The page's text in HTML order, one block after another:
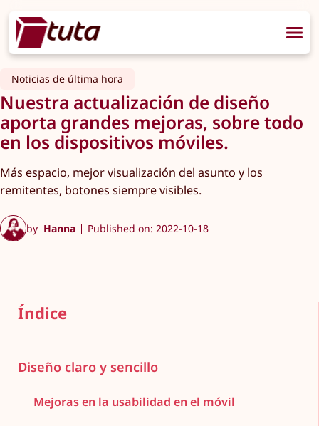
Noticias de última hora
Nuestra actualización de diseño
aporta grandes mejoras, sobre todo
en los dispositivos móviles.
Más espacio, mejor visualización del asunto y los
remitentes, botones siempre visibles.
by Hanna Published on: 2022-10-18
Índice
Diseño claro y sencillo
Mejoras en la usabilidad en el móvil